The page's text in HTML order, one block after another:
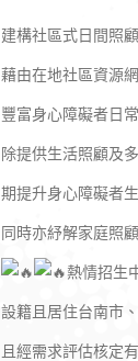
建構社區式日間照
藉由在地社區資源
豐富身心障礙者日
除提供生活照顧及
期提升身心障礙者
同時亦紓解家庭照
熱情招生
設籍且居住台南市
且經需求評估核定